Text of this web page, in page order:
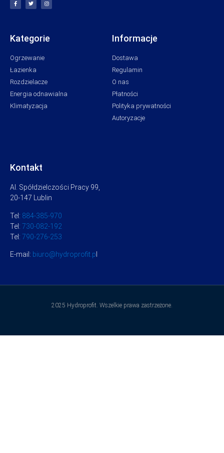
Kategorie
Ogrzewanie
Łazienka
Rozdzielacze
Energia odnawialna
Klimatyzacja
Informacje
Dostawa
Regulamin
O nas
Płatności
Polityka prywatności
Autoryzacje
Kontakt
Al. Spółdzielczości Pracy 99,
20-147 Lublin
Tel: 884-385-970
Tel: 730-082-192
Tel: 790-276-253
E-mail: biuro@hydroprofit.p
2025 Hydroprofit. Wszelkie prawa zastrzeżone.